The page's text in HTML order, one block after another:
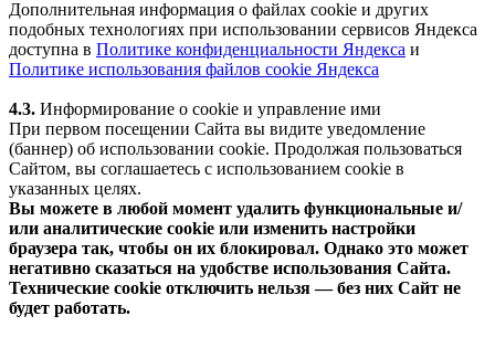
Дополнительная информация о файлах cookie и других
подобных технологиях при использовании сервисов Яндекса
доступна в Политике конфиденциальности Яндекса и
Политике использования файлов cookie Яндекса
4.3. Информирование о cookie и управление ими
При первом посещении Сайта вы видите уведомление
(баннер) об использовании cookie. Продолжая пользоваться
Сайтом, вы соглашаетесь с использованием cookie в
указанных целях.
Вы можете в любой момент удалить функциональные и/
или аналитические cookie или изменить настройки
браузера так, чтобы он их блокировал. Однако это может
негативно сказаться на удобстве использования Сайта.
Технические cookie отключить нельзя — без них Сайт не
будет работать.